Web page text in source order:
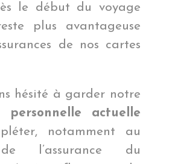
le début du voyage
plus avantageuse
de nos cartes
hésité à garder notre
personnelle
actuelle
notamment au
l’assurance du